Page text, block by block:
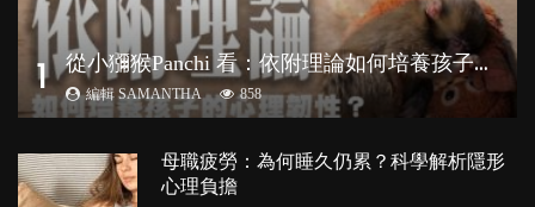
1 從
小獼猴Panchi 看：依附理論如何培養孩子心理韌性？
編輯 SAMANTHA 858
母職疲勞：為何睡久仍累？科學解析隱形
心理負擔